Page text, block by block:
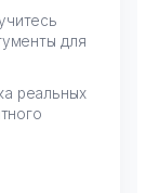
для
реальных